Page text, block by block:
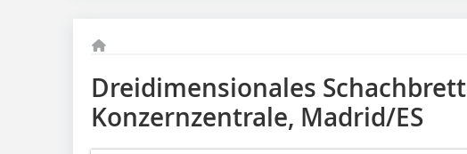
Dreidimensionales Schachbrett
Konzernzentrale, Madrid/ES